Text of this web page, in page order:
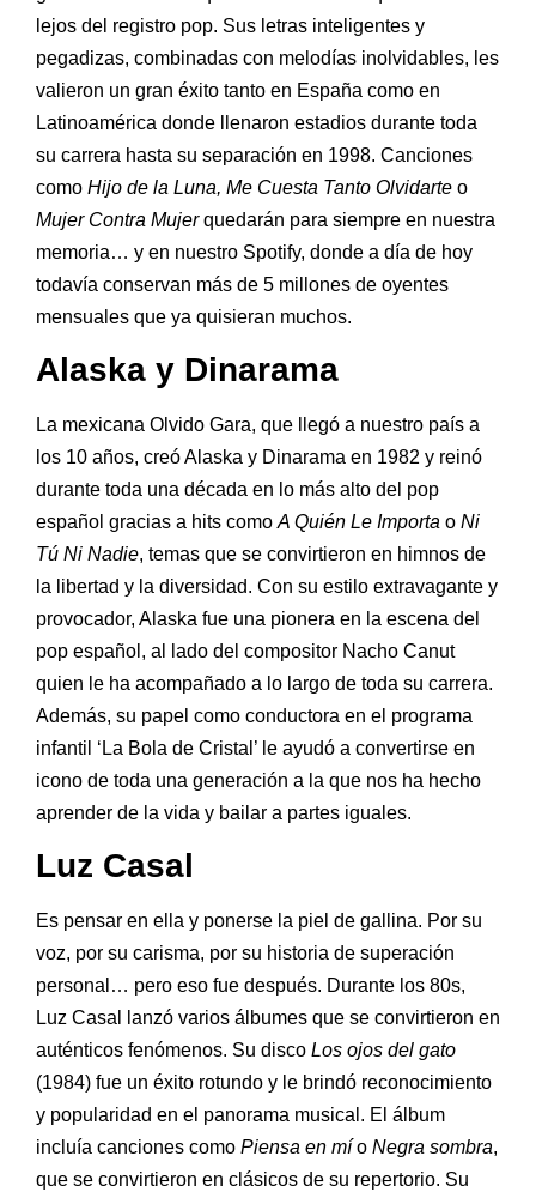
lejos del registro pop. Sus letras inteligentes y
pegadizas, combinadas con melodías inolvidables, les
valieron un gran éxito tanto en España como en
Latinoamérica donde llenaron estadios durante toda
su carrera hasta su separación en 1998. Canciones
como Hijo de la Luna, Me Cuesta Tanto Olvidarte o
Mujer Contra Mujerquedarán para siempre en nuestra
memoria… y en nuestro Spotify, donde a día de hoy
todavía conservan más de 5 millones de oyentes
mensuales que ya quisieran muchos.
Alaska y Dinarama
La mexicana Olvido Gara, que llegó a nuestro país a
los 10 años, creó Alaska y Dinarama en 1982 y reinó
durante toda una década en lo más alto del pop
español gracias a hits como A Quién Le Importa o Ni
Tú Ni Nadie, temas que se convirtieron en himnos de
la libertad y la diversidad. Con su estilo extravagante y
provocador, Alaska fue una pionera en la escena del
pop español, al lado del compositor Nacho Canut
quien le ha acompañado a lo largo de toda su carrera.
Además, su papel como conductora en el programa
infantil ‘La Bola de Cristal’ le ayudó a convertirse en
icono de toda una generación a la que nos ha hecho
aprender de la vida y bailar a partes iguales.
Luz Casal
Es pensar en ella y ponerse la piel de gallina. Por su
voz, por su carisma, por su historia de superación
personal… pero eso fue después. Durante los 80s,
Luz Casal lanzó varios álbumes que se convirtieron en
auténticos fenómenos. Su disco Los ojos del gato
(1984) fue un éxito rotundo y le brindó reconocimiento
y popularidad en el panorama musical. El álbum
incluía canciones como Piensa en mí o Negra sombra,
que se convirtieron en clásicos de su repertorio. Su